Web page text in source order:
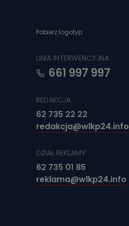
Pobierz logotyp
LINIA INTERWENCYJNA
661 997 997
REDAKCJA
62 735 22 22
redakcja@wlkp24.info
DZIAŁ REKLAMY
62 735 01 85
reklama@wlkp24.info